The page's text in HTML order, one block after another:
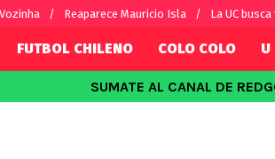
Reaparece Mauricio Isla La UC
FUTBOL CHILENO COLO COLO U
SUMATE AL CANAL DE